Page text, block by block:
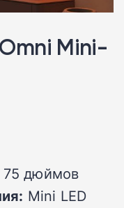
Mini-
75 дюймов
Mini LED